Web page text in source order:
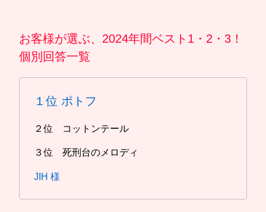
お客様が選ぶ、2024年間ベスト1・2・3！
個別回答一覧
１位 ポトフ
２位 コットンテール
３位 死刑台のメロディ
JIH 様